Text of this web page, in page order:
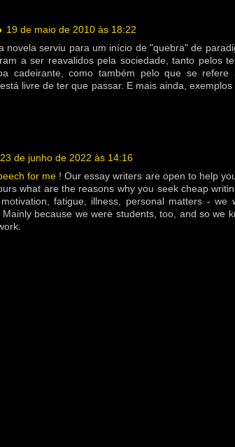
19 de maio de 2010 às 18:22
novela serviu para um início de "quebra" de
a ser reavalidos pela sociedade, tanto pelos
cadeirante, como também pelo que se refere
livre de ter que passar. E mais ainda,
23 de junho de 2022 às 14:16
for me ! Our essay writers are open to help
what are the reasons why you seek cheap
fatigue, illness, personal matters -
because we were students, too, and so we